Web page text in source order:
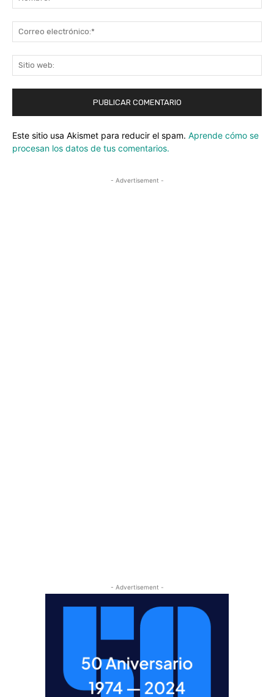
Este sitio usa Akismet para reducir el spam. Aprende cómo se
procesan los datos de tus comentarios.
- Advertisement -
- Advertisement -